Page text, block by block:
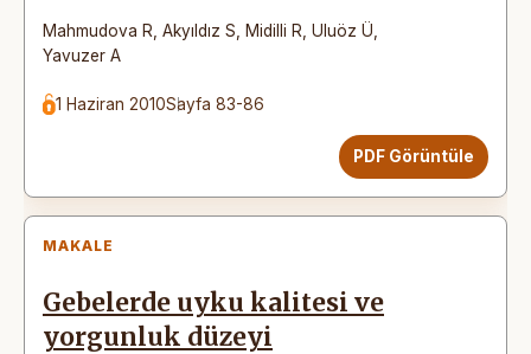
Mahmudova R Akyıldız S Midilli R Uluöz Ü
Yavuzer A
1 Haziran 2010Sayfa 83-86
PDF Görüntüle
MAKALE
Gebelerde uyku kalitesi ve
yorgunluk düzeyi